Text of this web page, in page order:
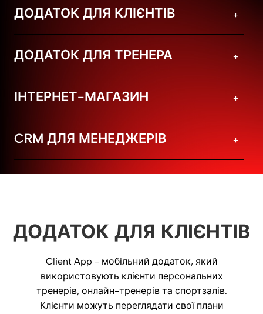
ДОДАТОК ДЛЯ КЛІЄНТІВ
ДОДАТОК ДЛЯ ТРЕНЕРА
ІНТЕРНЕТ-МАГАЗИН
CRM ДЛЯ МЕНЕДЖЕРІВ
ДОДАТОК ДЛЯ КЛІЄНТІВ
Client App - мобільний додаток, який
використовують клієнти персональних
тренерів, онлайн-тренерів та спортзалів.
Клієнти можуть переглядати свої плани